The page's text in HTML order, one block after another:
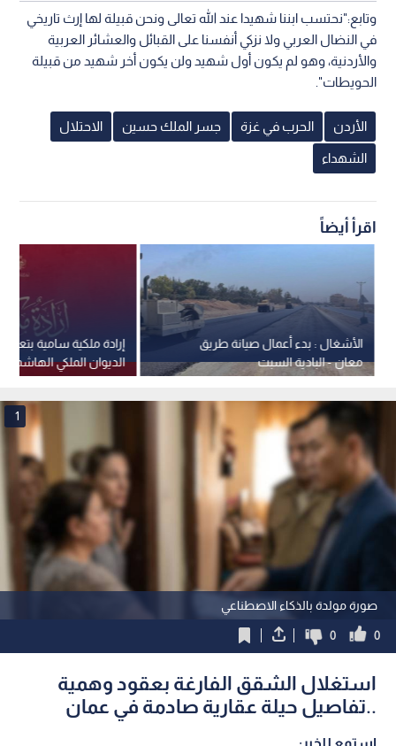
وتابع:"نحتسب ابننا شهيدا عند الله تعالى ونحن قبيلة لها إرث تاريخي
في النضال العربي ولا نزكي أنفسنا على القبائل والعشائر العربية
والأردنية، وهو لم يكون أول شهيد ولن يكون أخر شهيد من قبيلة
الحويطات".
الأردن الحرب في غزة جسر الملك حسين الاحتلال
الشهداء
اقرأ أيضاً
إرادة ملكية سامية
الديوان الملكي
جلالة الملك عضوين
القومي
الأشغال : بدء أعمال صيانة طريق
معان - البادية السبت
صورة مولدة بالذكاء الاصطناعي
1
0
0
استغلال الشقق الفارغة بعقود وهمية
..تفاصيل حيلة عقارية صادمة في عمان
استمع للخبر: